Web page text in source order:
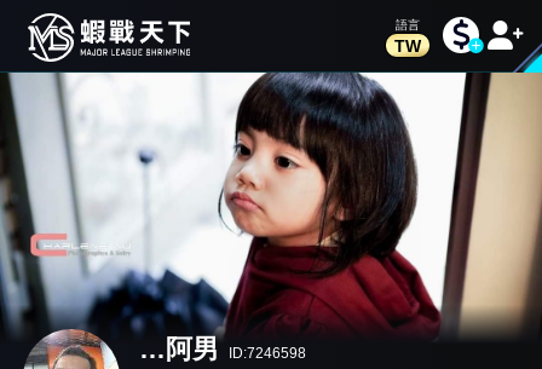
TW
…阿男 ID:7246598